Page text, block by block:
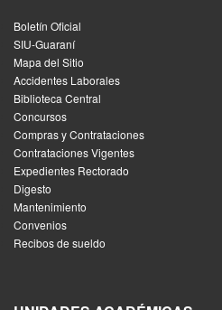
Boletín Oficial
SIU-Guaraní
Mapa del Sitio
Accidentes Laborales
Biblioteca Central
Concursos
Compras y Contrataciones
Contrataciones Vigentes
Expedientes Rectorado
Digesto
Mantenimiento
Convenios
Recibos de sueldo